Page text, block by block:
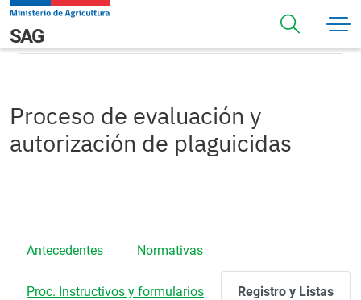
Pasar al contenido principal
Navegación principal
SAGRegistros
Proceso de evaluación y
autorización de plaguicidas
Antecedentes Normativas
Proc. Instructivos y formularios Registro y Listas